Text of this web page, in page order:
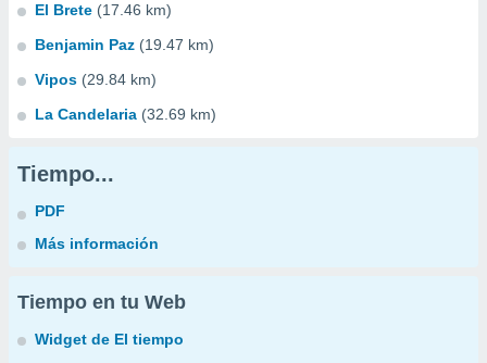
El Brete (17.46 km)
Benjamin Paz (19.47 km)
Vipos (29.84 km)
La Candelaria (32.69 km)
Tiempo...
PDF
Más información
Tiempo en tu Web
Widget de El tiempo